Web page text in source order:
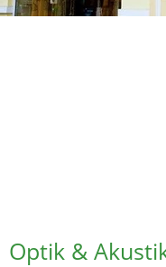
Optik &